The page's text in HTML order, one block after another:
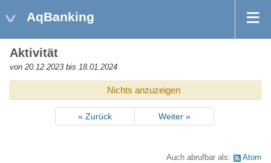
AqBanking
Aktivität
von 20.12.2023 bis 18.01.2024
Nichts anzuzeigen
« Zurück Weiter »
Auch abrufbar als: Atom